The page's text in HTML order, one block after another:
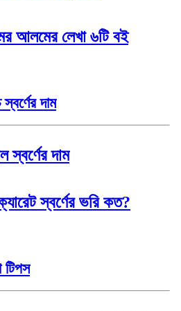
আলমের লেখা ৬টি বই
দাম
স্বর্ণের দাম
স্বর্ণের ভরি কত?
টিপস